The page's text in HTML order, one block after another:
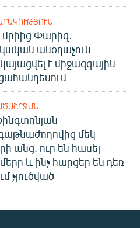
Փարիզ․
անօդաչուն
է միջազգային
մեկ
անց. ուր են հասել
և ինչ հարցեր են դեռ
չլուծված